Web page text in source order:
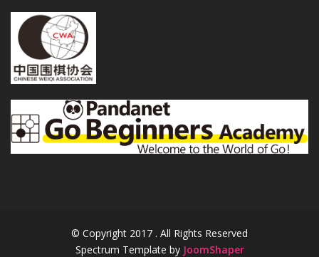
© Copyright 2017 . All Rights Reserved
Spectrum Template by JoomShaper